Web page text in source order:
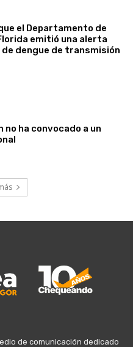
el Departamento de
emitió una alerta
de dengue de transmisión
no ha convocado a un
de comunicación dedicado